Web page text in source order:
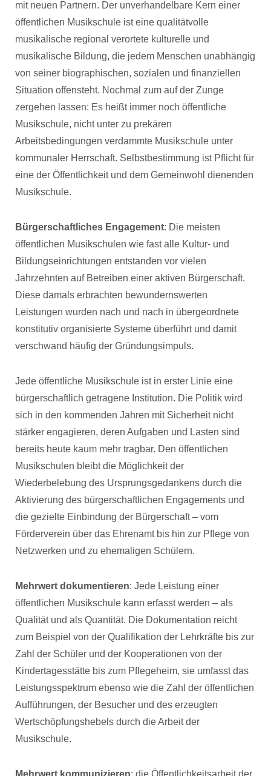
mit neuen Partnern. Der unverhandelbare Kern einer
öffentlichen Musikschule ist eine qualitätvolle
musikalische regional verortete kulturelle und
musikalische Bildung, die jedem Menschen unabhängig
von seiner biographischen, sozialen und finanziellen
Situation offensteht. Nochmal zum auf der Zunge
zergehen lassen: Es heißt immer noch öffentliche
Musikschule, nicht unter zu prekären
Arbeitsbedingungen verdammte Musikschule unter
kommunaler Herrschaft. Selbstbestimmung ist Pflicht für
eine der Öffentlichkeit und dem Gemeinwohl dienenden
Musikschule.
Bürgerschaftliches Engagement: Die meisten
öffentlichen Musikschulen wie fast alle Kultur- und
Bildungseinrichtungen entstanden vor vielen
Jahrzehnten auf Betreiben einer aktiven Bürgerschaft.
Diese damals erbrachten bewundernswerten
Leistungen wurden nach und nach in übergeordnete
konstitutiv organisierte Systeme überführt und damit
verschwand häufig der Gründungsimpuls.
Jede öffentliche Musikschule ist in erster Linie eine
bürgerschaftlich getragene Institution. Die Politik wird
sich in den kommenden Jahren mit Sicherheit nicht
stärker engagieren, deren Aufgaben und Lasten sind
bereits heute kaum mehr tragbar. Den öffentlichen
Musikschulen bleibt die Möglichkeit der
Wiederbelebung des Ursprungsgedankens durch die
Aktivierung des bürgerschaftlichen Engagements und
die gezielte Einbindung der Bürgerschaft – vom
Förderverein über das Ehrenamt bis hin zur Pflege von
Netzwerken und zu ehemaligen Schülern.
Mehrwert dokumentieren: Jede Leistung einer
öffentlichen Musikschule kann erfasst werden – als
Qualität und als Quantität. Die Dokumentation reicht
zum Beispiel von der Qualifikation der Lehrkräfte bis zur
Zahl der Schüler und der Kooperationen von der
Kindertagesstätte bis zum Pflegeheim, sie umfasst das
Leistungsspektrum ebenso wie die Zahl der öffentlichen
Aufführungen, der Besucher und des erzeugten
Wertschöpfungshebels durch die Arbeit der
Musikschule.
Mehrwert kommunizieren: die Öffentlichkeitsarbeit der